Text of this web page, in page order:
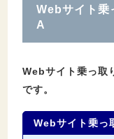
Webサイト乗
A
Webサイト乗っ取
です。
Webサイト乗っ